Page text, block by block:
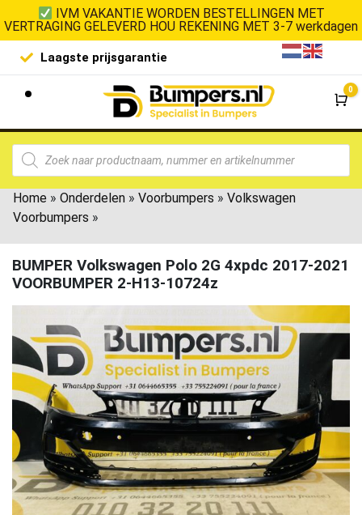
IVM VAKANTIE WORDEN BESTELLINGEN MET
VERTRAGING GELEVERD HOU REKENING MET 3-7 werkdagen
Laagste prijsgarantie De
0
Home » Onderdelen » Voorbumpers » Volkswagen
Voorbumpers »
BUMPER Volkswagen Polo 2G 4xpdc 2017-2021
VOORBUMPER 2-H13-10724z